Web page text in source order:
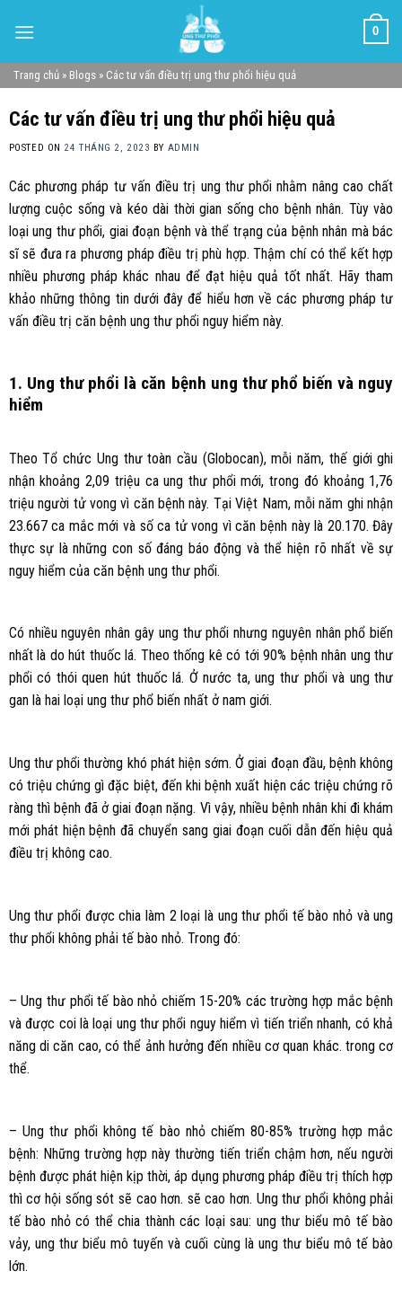
0
Trang chủ » Blogs » Các tư vấn điều trị ung thư phổi hiệu quả
Các tư vấn điều trị ung thư phổi hiệu quả
POSTED ON 24 THÁNG 2, 2023 BY ADMIN
Các phương pháp tư vấn điều trị ung thư phổi nhằm nâng cao chất
lượng cuộc sống và kéo dài thời gian sống cho bệnh nhân. Tùy vào
loại ung thư phổi, giai đoạn bệnh và thể trạng của bệnh nhân mà bác
sĩ sẽ đưa ra phương pháp điều trị phù hợp. Thậm chí có thể kết hợp
nhiều phương pháp khác nhau để đạt hiệu quả tốt nhất. Hãy tham
khảo những thông tin dưới đây để hiểu hơn về các phương pháp tư
vấn điều trị căn bệnh ung thư phổi nguy hiểm này.
1. Ung thư phổi là căn bệnh ung thư phổ biến và nguy
hiểm
Theo Tổ chức Ung thư toàn cầu (Globocan), mỗi năm, thế giới ghi
nhận khoảng 2,09 triệu ca ung thư phổi mới, trong đó khoảng 1,76
triệu người tử vong vì căn bệnh này. Tại Việt Nam, mỗi năm ghi nhận
23.667 ca mắc mới và số ca tử vong vì căn bệnh này là 20.170. Đây
thực sự là những con số đáng báo động và thể hiện rõ nhất về sự
nguy hiểm của căn bệnh ung thư phổi.
Có nhiều nguyên nhân gây ung thư phổi nhưng nguyên nhân phổ biến
nhất là do hút thuốc lá. Theo thống kê có tới 90% bệnh nhân ung thư
phổi có thói quen hút thuốc lá. Ở nước ta, ung thư phổi và ung thư
gan là hai loại ung thư phổ biến nhất ở nam giới.
Ung thư phổi thường khó phát hiện sớm. Ở giai đoạn đầu, bệnh không
có triệu chứng gì đặc biệt, đến khi bệnh xuất hiện các triệu chứng rõ
ràng thì bệnh đã ở giai đoạn nặng. Vì vậy, nhiều bệnh nhân khi đi khám
mới phát hiện bệnh đã chuyển sang giai đoạn cuối dẫn đến hiệu quả
điều trị không cao.
Ung thư phổi được chia làm 2 loại là ung thư phổi tế bào nhỏ và ung
thư phổi không phải tế bào nhỏ. Trong đó:
– Ung thư phổi tế bào nhỏ chiếm 15-20% các trường hợp mắc bệnh
và được coi là loại ung thư phổi nguy hiểm vì tiến triển nhanh, có khả
năng di căn cao, có thể ảnh hưởng đến nhiều cơ quan khác. trong cơ
thể.
– Ung thư phổi không tế bào nhỏ chiếm 80-85% trường hợp mắc
bệnh: Những trường hợp này thường tiến triển chậm hơn, nếu người
bệnh được phát hiện kịp thời, áp dụng phương pháp điều trị thích hợp
thì cơ hội sống sót sẽ cao hơn. sẽ cao hơn. Ung thư phổi không phải
tế bào nhỏ có thể chia thành các loại sau: ung thư biểu mô tế bào
vảy, ung thư biểu mô tuyến và cuối cùng là ung thư biểu mô tế bào
lớn.